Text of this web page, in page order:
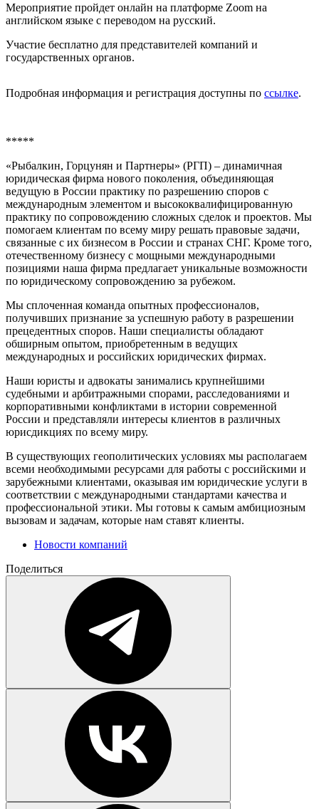
Мероприятие пройдет онлайн на платформе Zoom на
английском языке с переводом на русский.
Участие бесплатно для представителей компаний и
государственных органов.
Подробная информация и регистрация доступны по ссылке.
*****
«Рыбалкин, Горцунян и Партнеры» (РГП) – динамичная
юридическая фирма нового поколения, объединяющая
ведущую в России практику по разрешению споров с
международным элементом и высококвалифицированную
практику по сопровождению сложных сделок и проектов. Мы
помогаем клиентам по всему миру решать правовые задачи,
связанные с их бизнесом в России и странах СНГ. Кроме того,
отечественному бизнесу с мощными международными
позициями наша фирма предлагает уникальные возможности
по юридическому сопровождению за рубежом.
Мы сплоченная команда опытных профессионалов,
получивших признание за успешную работу в разрешении
прецедентных споров. Наши специалисты обладают
обширным опытом, приобретенным в ведущих
международных и российских юридических фирмах.
Наши юристы и адвокаты занимались крупнейшими
судебными и арбитражными спорами, расследованиями и
корпоративными конфликтами в истории современной
России и представляли интересы клиентов в различных
юрисдикциях по всему миру.
В существующих геополитических условиях мы располагаем
всеми необходимыми ресурсами для работы с российскими и
зарубежными клиентами, оказывая им юридические услуги в
соответствии с международными стандартами качества и
профессиональной этики. Мы готовы к самым амбициозным
вызовам и задачам, которые нам ставят клиенты.
Новости компаний
Поделиться